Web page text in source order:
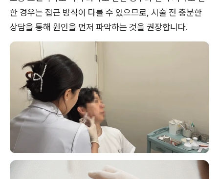
한 경우는 접근 방식이 다를 수 있으므로, 시술 전 충분한
상담을 통해 원인을 먼저 파악하는 것을 권장합니다.